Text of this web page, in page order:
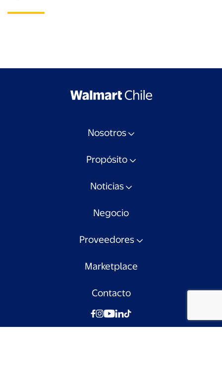
Nosotros
Propósito
Noticias
Negocio
Proveedores
Marketplace
Contacto